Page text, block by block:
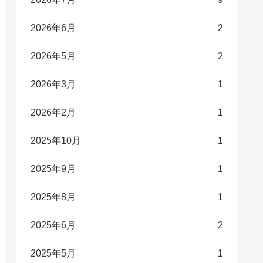
2026年6月 2
2026年5月 2
2026年3月 1
2026年2月 1
2025年10月 1
2025年9月 1
2025年8月 1
2025年6月 2
2025年5月 1